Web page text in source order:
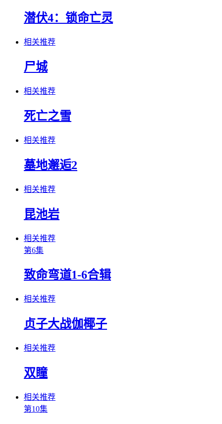
潜伏4：锁命亡灵
相关推荐
尸城
相关推荐
死亡之雪
相关推荐
墓地邂逅2
相关推荐
昆池岩
相关推荐
第6集
致命弯道1-6合辑
相关推荐
贞子大战伽椰子
相关推荐
双瞳
相关推荐
第10集